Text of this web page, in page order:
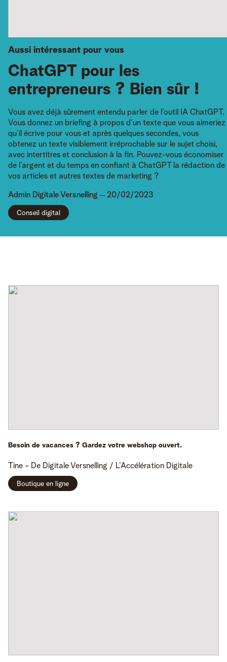
ChatGPT pour les
entrepreneurs ? Bien sûr !
Aussi intéressant pour vous
Vous avez déjà sûrement entendu parler de l’outil IA ChatGPT.
Vous donnez un briefing à propos d'un texte que vous aimeriez
qu’il écrive pour vous et après quelques secondes, vous
obtenez un texte visiblement irréprochable sur le sujet choisi,
avec intertitres et conclusion à la fin. Pouvez-vous économiser
de l’argent et du temps en confiant à ChatGPT la rédaction de
vos articles et autres textes de marketing ?
Admin Digitale Versnelling 20/02/2023
Conseil digital
Besoin de vacances ? Gardez votre webshop ouvert.
Tine - De Digitale Versnelling / L’Accélération Digitale
Boutique en ligne